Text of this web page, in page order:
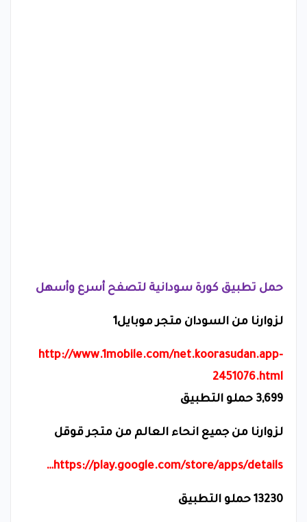
حمل تطبيق كورة سودانية لتصفح أسرع وأسهل
لزوارنا من السودان متجر موبايل1
http://www.1mobile.com/net.koorasudan.app-
2451076.html
3,699 حملو التطبيق
لزوارنا من جميع انحاء العالم من متجر قوقل
https://play.google.com/store/apps/details…
13230 حملو التطبيق